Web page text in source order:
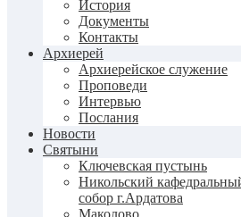
История
Документы
Контакты
Архиерей
Архиерейское служение
Проповеди
Интервью
Послания
Новости
Святыни
Ключевская пустынь
Никольский
собор г.Ардатова
Маколово